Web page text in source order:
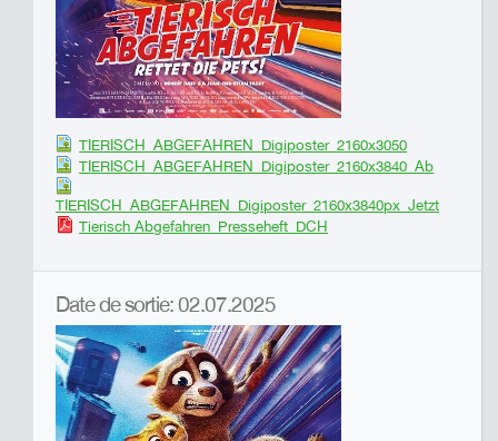
TIERISCH_ABGEFAHREN_Digiposter_2160x3050
TIERISCH_ABGEFAHREN_Digiposter_2160x3840_Ab
TIERISCH_ABGEFAHREN_Digiposter_2160x3840px_Jetzt
Tierisch Abgefahren_Presseheft_DCH
Date de sortie: 02.07.2025